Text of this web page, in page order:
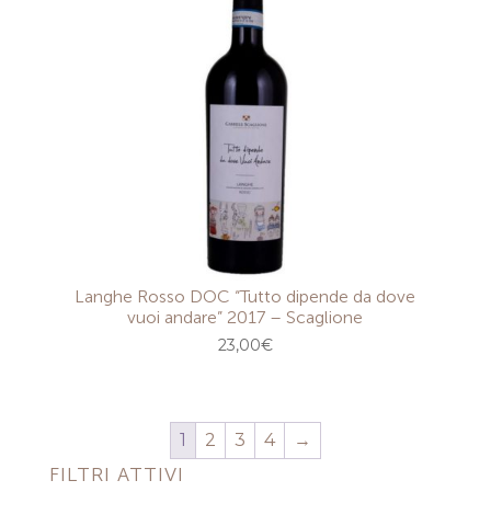
Langhe Rosso DOC “Tutto dipende da dove
vuoi andare” 2017 – Scaglione
23,00€
1 2 3 4 →
FILTRI ATTIVI